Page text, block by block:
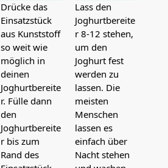
Drücke das
Einsatzstück
aus Kunststoff
so weit wie
möglich in
deinen
Joghurtbereite
r. Fülle dann
den
Joghurtbereite
r bis zum
Rand des
Lass den
Joghurtbereite
r 8-12 stehen,
um den
Joghurt fest
werden zu
lassen. Die
meisten
Menschen
lassen es
einfach über
Nacht stehen